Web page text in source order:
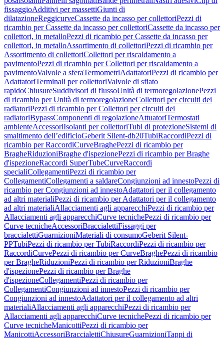
fissaggioAdditivi per massettiGiunti di
dilatazioneReggicurveCassette da incasso per collettoriPezzi di
ricambio per Cassette da incasso per collettoriCassette da incasso per
collettori, in metalloPezzi di ricambio per Cassette da incasso per
collettori, in metalloAssortimento di collettoriPezzi di ricambio per
Assortimento di collettoriCollettori per riscaldamento a
pavimentoPezzi di ricambio per Collettori per riscaldamento a
pavimentoValvole a sferaTermometriAdattatoriPezzi di ricambio per
AdattatoriTerminali per collettoriValvole di sfiato
rapidoChiusureSuddivisori di flussoUnità di termoregolazionePezzi
di ricambio per Unità di termoregolazioneCollettori per circuiti dei
radiatoriPezzi di ricambio per Collettori per circuiti dei
radiatoriBypassComponenti di regolazioneAttuatoriTermostati
ambienteAccessoriIsolanti per collettoriTubi di protezioneSistemi di
smaltimento dell’edificioGeberit Silent-db20TubiRaccordiPezzi di
ricambio per RaccordiCurveBraghePezzi di ricambio per
BragheRiduzioniBraghe d'ispezionePezzi di ricambio per Braghe
d'ispezioneRaccordi SuperTubeCurveRaccordi
specialiCollegamentiPezzi di ricambio per
CollegamentiCollegamenti a saldareCongiunzioni ad innestoPezzi di
ricambio per Congiunzioni ad innestoAdattatori per il collegamento
ad altri materialiPezzi di ricambio per Adattatori per il collegamento
ad altri materialiAllacciamenti agli apparecchiPezzi di ricambio per
Allacciamenti agli apparecchiCurve tecnichePezzi di ricambio per
Curve tecnicheAccessoriBraccialettiFissaggi per
braccialettiGuarnizioniMateriali di consumoGeberit Silent-
PPTubiPezzi di ricambio per TubiRaccordiPezzi di ricambio per
RaccordiCurvePezzi di ricambio per CurveBraghePezzi di ricambio
per BragheRiduzioniPezzi di ricambio per RiduzioniBraghe
d'ispezionePezzi di ricambio per Braghe
d'ispezioneCollegamentiPezzi di ricambio per
CollegamentiCongiunzioni ad innestoPezzi di ricambio per
Congiunzioni ad innestoAdattatori per il collegamento ad altri
materialiAllacciamenti agli apparecchiPezzi di ricambio per
Allacciamenti agli apparecchiCurve tecnichePezzi di ricambio per
Curve tecnicheManicottiPezzi di ricambio per
ManicottiAccessoriBraccialettiChiusureGuarnizioniTappi di